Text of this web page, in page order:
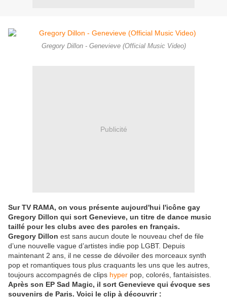
Gregory Dillon - Genevieve (Official Music Video)
Publicité
Sur TV RAMA, on vous présente aujourd'hui l'icône gay
Gregory Dillon qui sort Genevieve, un titre de dance music
taillé pour les clubs avec des paroles en français.
Gregory Dillon est sans aucun doute le nouveau chef de file
d’une nouvelle vague d’artistes indie pop LGBT. Depuis
maintenant 2 ans, il ne cesse de dévoiler des morceaux synth
pop et romantiques tous plus craquants les uns que les autres,
toujours accompagnés de clips hyper pop, colorés, fantaisistes.
Après son EP Sad Magic, il sort Genevieve qui évoque ses
souvenirs de Paris. Voici le clip à découvrir :